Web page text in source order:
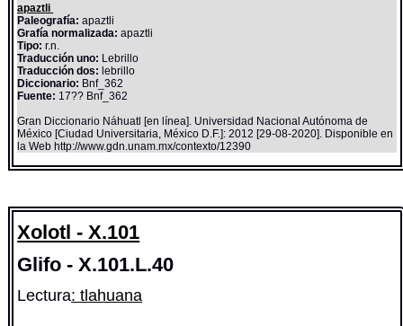
apaztli
Paleografía: apaztli
Grafía normalizada: apaztli
Tipo: r.n.
Traducción uno: Lebrillo
Traducción dos: lebrillo
Diccionario: Bnf_362
Fuente: 17?? Bnf_362
Gran Diccionario Náhuatl [en línea]. Universidad Nacional Autónoma de
México [Ciudad Universitaria, México D.F.]: 2012 [29-08-2020]. Disponible en
la Web http://www.gdn.unam.mx/contexto/12390
Xolotl - X.101
Glifo - X.101.L.40
Lectura: tlahuana